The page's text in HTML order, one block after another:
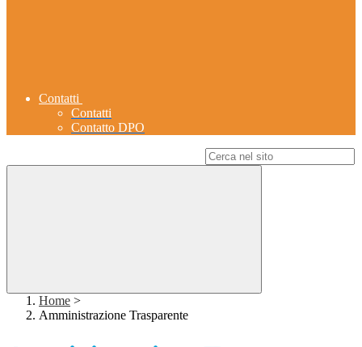
Contatti
Contatti
Contatto DPO
Home >
Amministrazione Trasparente